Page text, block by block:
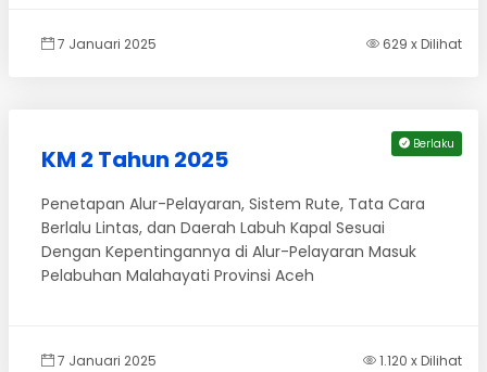
7 Januari 2025 629 x Dilihat
Berlaku
KM 2 Tahun 2025
Penetapan Alur-Pelayaran, Sistem Rute, Tata Cara
Berlalu Lintas, dan Daerah Labuh Kapal Sesuai
Dengan Kepentingannya di Alur-Pelayaran Masuk
Pelabuhan Malahayati Provinsi Aceh
7 Januari 2025 1.120 x Dilihat